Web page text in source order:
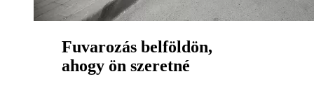
Fuvarozás belföldön,
ahogy ön szeretné